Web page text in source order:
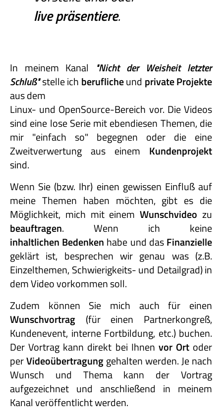
live präsentiere.
In meinem Kanal "Nicht der Weisheit letzter
Schluß"stelle ich beruflicheund privateProjekte
aus dem
Linux- und OpenSource-Bereich vor. Die Videos
sind eine lose Serie mit ebendiesen Themen, die
mir "einfach so" begegnen oder die eine
Zweitverwertung aus einem Kundenprojekt
sind.
Wenn Sie (bzw. Ihr) einen gewissen Einfluß auf
meine Themen haben möchten, gibt es die
Möglichkeit, mich mit einemWunschvideo zu
beauftragen. Wenn ich keine
inhaltlichen Bedenken habe und dasFinanzielle
geklärt ist, besprechen wir genau was (z.B.
Einzelthemen, Schwierigkeits- und Detailgrad) in
dem Video vorkommen soll.
Zudem können Sie mich auch für einen
Wunschvortrag (für einen Partnerkongreß,
Kundenevent, interne Fortbildung, etc.) buchen.
Der Vortrag kann direkt bei Ihnen vor Ortoder
perVideoübertragunggehalten werden. Je nach
Wunsch und Thema kann der Vortrag
aufgezeichnet und anschließend in meinem
Kanal veröffentlicht werden.